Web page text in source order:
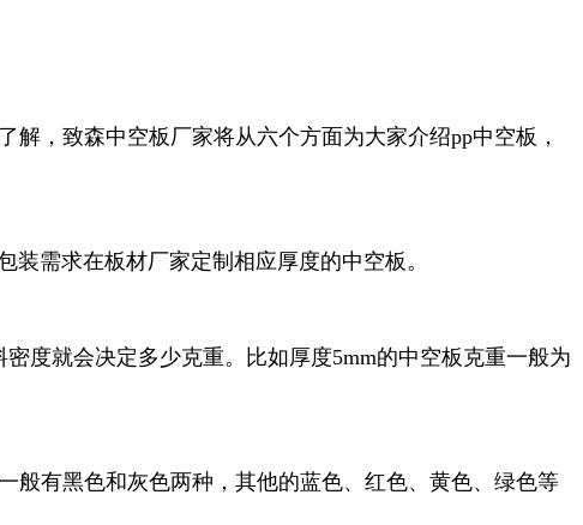
，致森中空板厂家将从六个方面为大家介绍pp中空板，
需求在板材厂家定制相应厚度的中空板。
度就会决定多少克重。比如厚度5mm的中空板克重一般为
有黑色和灰色两种，其他的蓝色、红色、黄色、绿色等